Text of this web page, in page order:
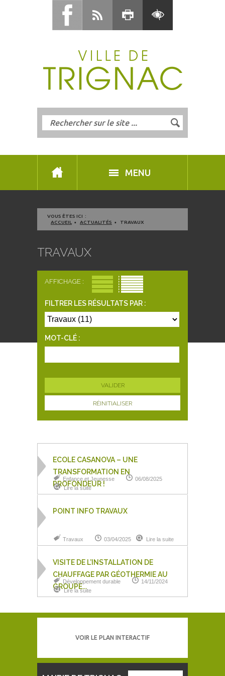
MENU
VOUS ÊTES ICI :
ACCUEIL
ACTUALITÉS TRAVAUX
TRAVAUX
AFFICHAGE :
FILTRER LES RÉSULTATS PAR :
MOT-CLÉ :
RÉINITIALISER
ECOLE CASANOVA – UNE
TRANSFORMATION EN
PROFONDEUR !
Enfance et Jeunesse
06/08/2025
Lire la suite
POINT INFO TRAVAUX
Travaux 03/04/2025 Lire la suite
VISITE DE L’INSTALLATION DE
CHAUFFAGE PAR GÉOTHERMIE AU
GROUPE...
Développement durable
14/11/2024
Lire la suite
VOIR LE PLAN INTERACTIF